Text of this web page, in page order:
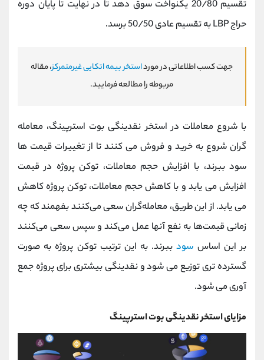
تقسیم 20/80 یکنواخت سوق دهد تا در نهایت تا پایان دوره
حراج LBP به تقسیم عادی 50/50 برسد.
جهت کسب اطلاعاتی در مورداستخر بیمه اتکایی غیرمتمرکز، مقاله
مربوطه را مطالعه فرمایید.
با شروع معاملات در استخر نقدینگی بوت استرپینگ، معامله
گران شروع به خرید و فروش می کنند تا از تغییرات قیمت ها
سود ببرند، با افزایش حجم معاملات، توکن پروژه در قیمت
افزایش می یابد و با کاهش حجم معاملات، توکن پروژه کاهش
می یابد. از این طریق، معامله‌گران سعی می‌کنند بفهمند که چه
زمانی قیمت‌ها به نفع آنها عمل می‌کند و سپس سعی می‌کنند
بر این اساس سودببرند. به این ترتیب توکن پروژه به صورت
گسترده تری توزیع می شود و نقدینگی بیشتری برای پروژه جمع
آوری می شود.
مزایای استخر نقدینگی بوت استرپینگ